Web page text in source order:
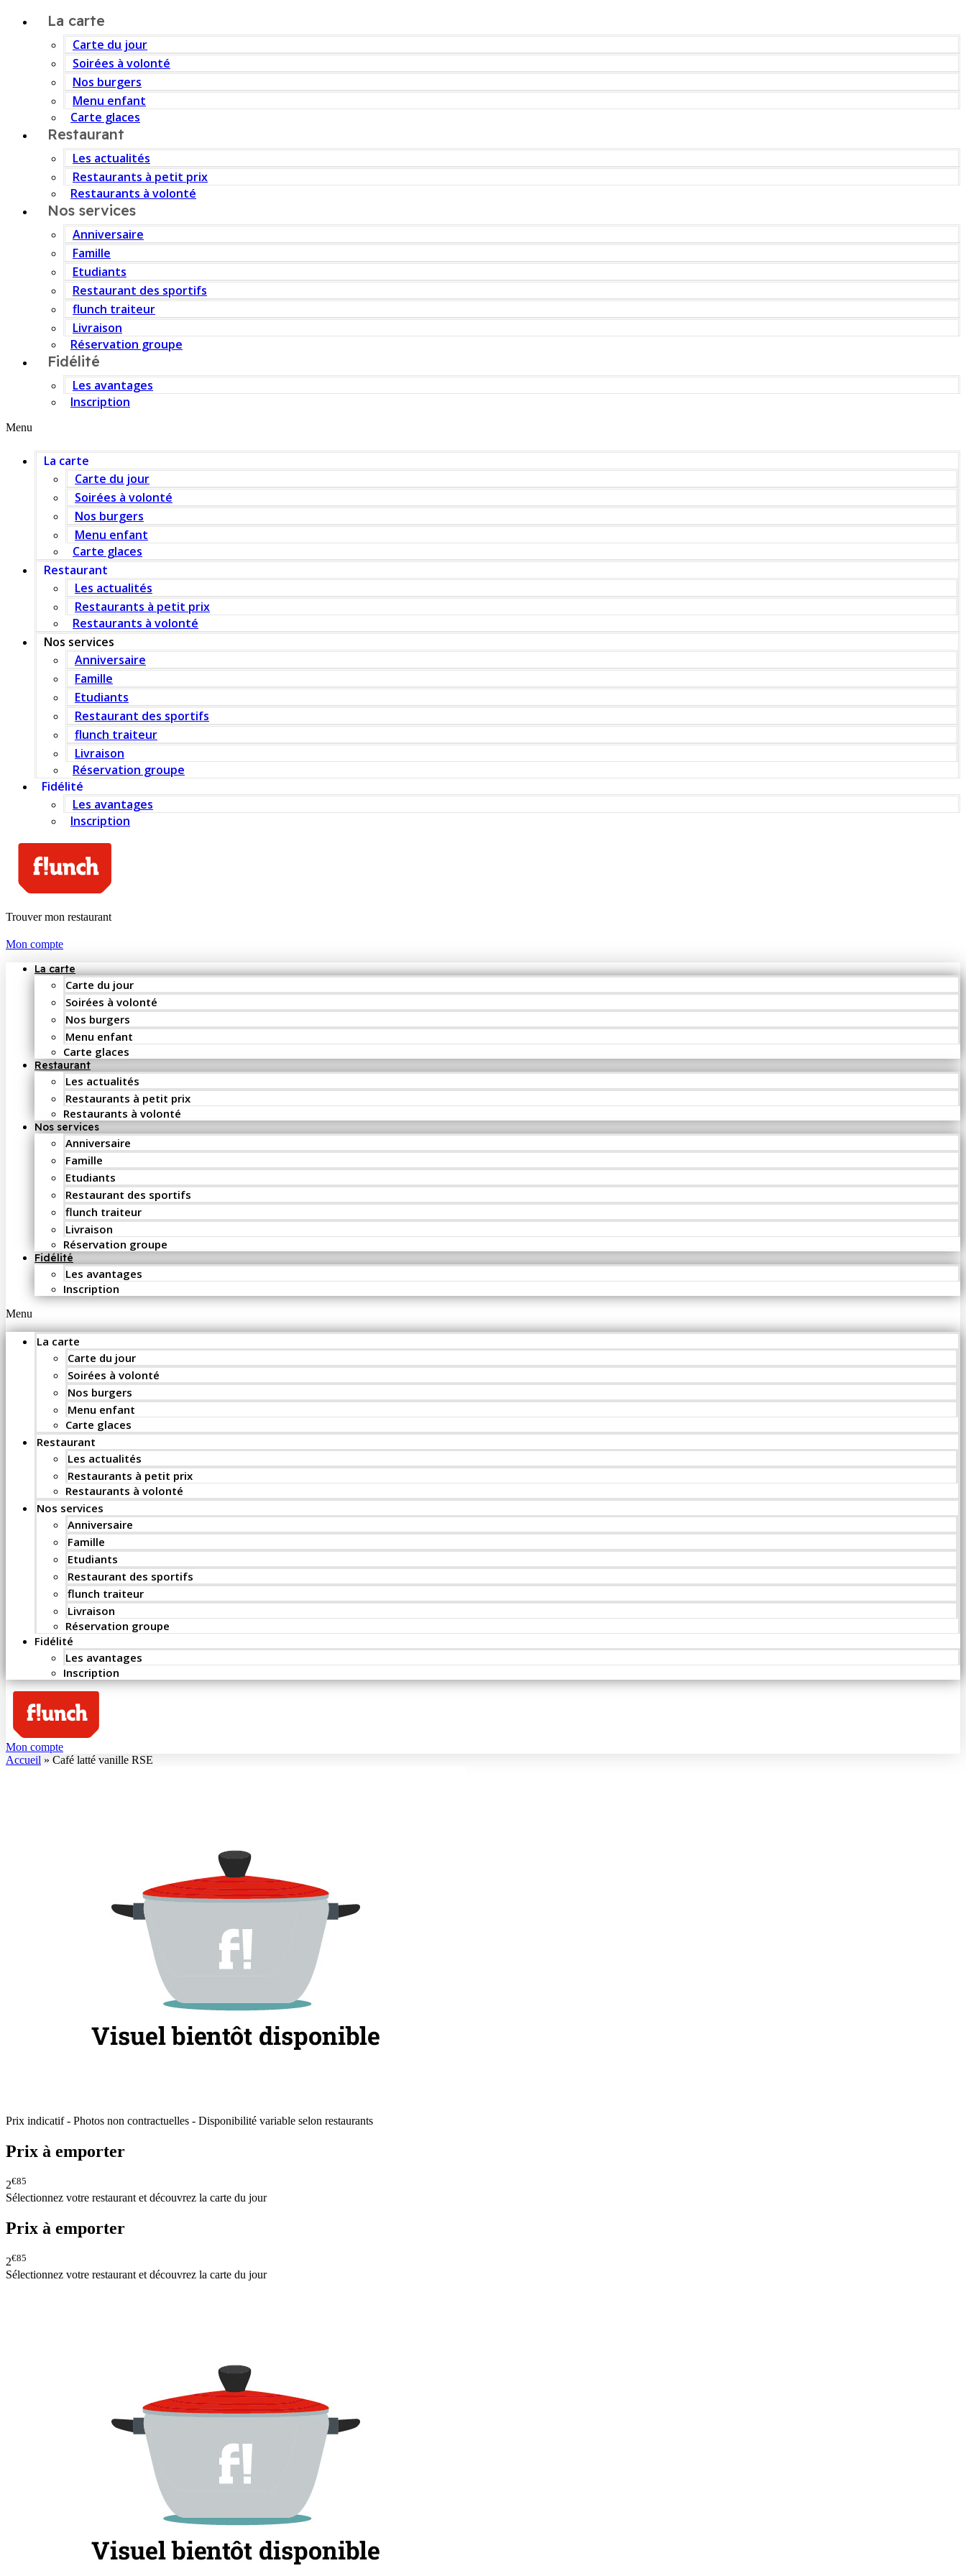
La carte
Carte du jour
Soirées à volonté
Nos burgers
Menu enfant
Carte glaces
Restaurant
Les actualités
Restaurants à petit prix
Restaurants à volonté
Nos services
Anniversaire
Famille
Etudiants
Restaurant des sportifs
flunch traiteur
Livraison
Réservation groupe
Fidélité
Les avantages
Inscription
Menu
La carte
Carte du jour
Soirées à volonté
Nos burgers
Menu enfant
Carte glaces
Restaurant
Les actualités
Restaurants à petit prix
Restaurants à volonté
Nos services
Anniversaire
Famille
Etudiants
Restaurant des sportifs
flunch traiteur
Livraison
Réservation groupe
Fidélité
Les avantages
Inscription
Trouver mon restaurant
Mon compte
La carte
Carte du jour
Soirées à volonté
Nos burgers
Menu enfant
Carte glaces
Restaurant
Les actualités
Restaurants à petit prix
Restaurants à volonté
Nos services
Anniversaire
Famille
Etudiants
Restaurant des sportifs
flunch traiteur
Livraison
Réservation groupe
Fidélité
Les avantages
Inscription
Menu
La carte
Carte du jour
Soirées à volonté
Nos burgers
Menu enfant
Carte glaces
Restaurant
Les actualités
Restaurants à petit prix
Restaurants à volonté
Nos services
Anniversaire
Famille
Etudiants
Restaurant des sportifs
flunch traiteur
Livraison
Réservation groupe
Fidélité
Les avantages
Inscription
Mon compte
Accueil » Café latté vanille RSE
Prix indicatif - Photos non contractuelles - Disponibilité variable selon restaurants
Prix à emporter
2€85
Sélectionnez votre restaurant et découvrez la carte du jour
Prix à emporter
2€85
Sélectionnez votre restaurant et découvrez la carte du jour